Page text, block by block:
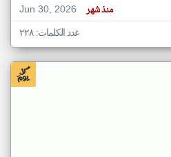
Jun 30, 2026
منذ شهر
عدد الكلمات: ٢٢٨